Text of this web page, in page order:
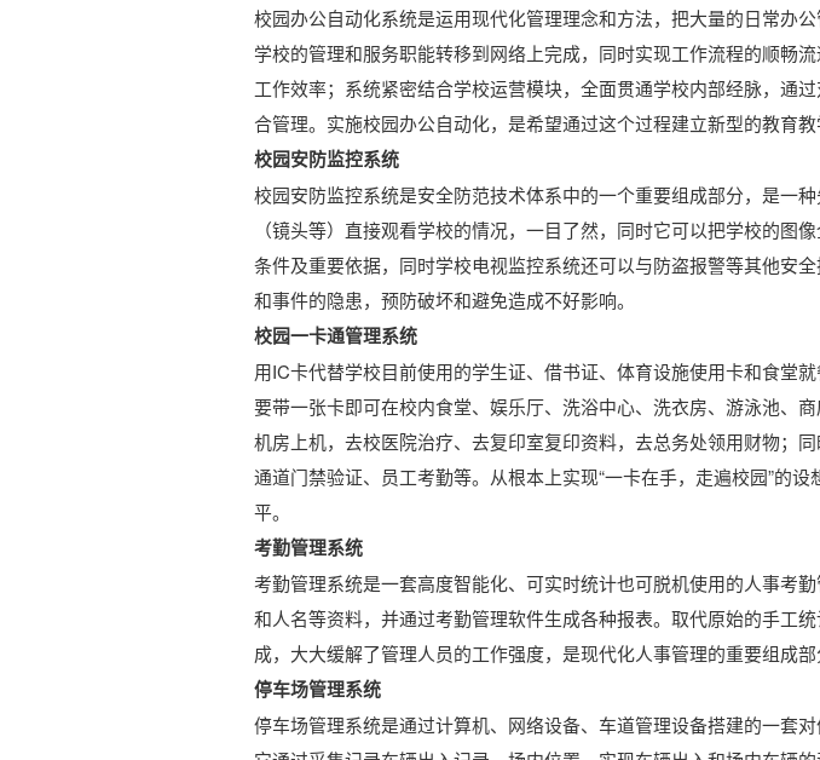
校园办公自动化系统是运用现代化管理理念和方法，把大量的日常办
学校的管理和服务职能转移到网络上完成，同时实现工作流程的顺畅
工作效率；系统紧密结合学校运营模块，全面贯通学校内部经脉，通
合管理。实施校园办公自动化，是希望通过这个过程建立新型的教育
校园安防监控系统
校园安防监控系统是安全防范技术体系中的一个重要组成部分，是一
（镜头等）直接观看学校的情况，一目了然，同时它可以把学校的
条件及重要依据，同时学校电视监控系统还可以与防盗报警等其他安
和事件的隐患，预防破坏和避免造成不好影响。
校园一卡通管理系统
用IC卡代替学校目前使用的学生证、借书证、体育设施使用卡和食堂
要带一张卡即可在校内食堂、娱乐厅、洗浴中心、洗衣房、游泳池、
机房上机，去校医院治疗、去复印室复印资料，去总务处领用财物；
通道门禁验证、员工考勤等。从根本上实现“一卡在手，走遍校园”的
平。
考勤管理系统
考勤管理系统是一套高度智能化、可实时统计也可脱机使用的人事考
和人名等资料，并通过考勤管理软件生成各种报表。取代原始的手工
成，大大缓解了管理人员的工作强度，是现代化人事管理的重要组成
停车场管理系统
停车场管理系统是通过计算机、网络设备、车道管理设备搭建的一套